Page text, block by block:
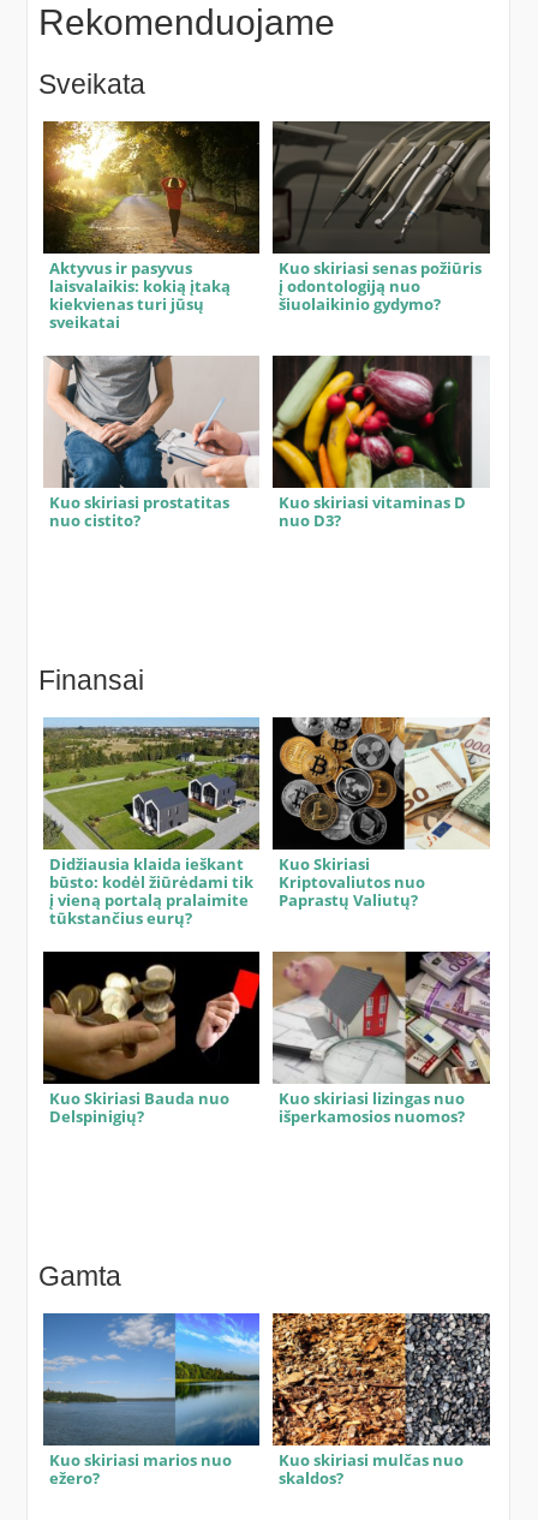
Rekomenduojame
Sveikata
Aktyvus ir pasyvus
laisvalaikis: kokią įtaką
kiekvienas turi jūsų
sveikatai
Kuo skiriasi senas požiūris
į odontologiją nuo
šiuolaikinio gydymo?
Kuo skiriasi prostatitas
nuo cistito?
Kuo skiriasi vitaminas D
nuo D3?
Finansai
Didžiausia klaida ieškant
būsto: kodėl žiūrėdami tik
į vieną portalą pralaimite
tūkstančius eurų?
Kuo Skiriasi
Kriptovaliutos nuo
Paprastų Valiutų?
Kuo Skiriasi Bauda nuo
Delspinigių?
Kuo skiriasi lizingas nuo
išperkamosios nuomos?
Gamta
Kuo skiriasi marios nuo
ežero?
Kuo skiriasi mulčas nuo
skaldos?